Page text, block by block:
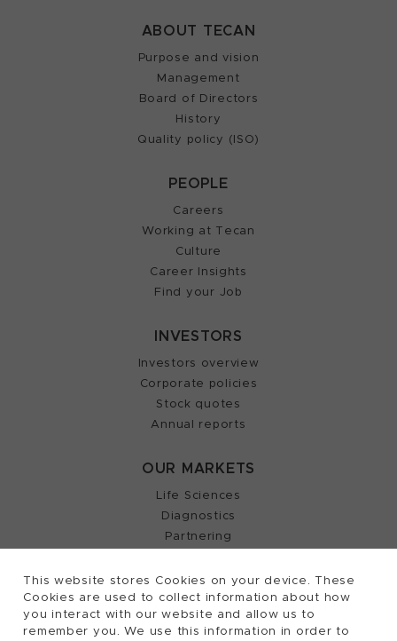
This website stores Cookies on your device. These
Cookies are used to collect information about how
you interact with our website and allow us to
remember you. We use this information in order to
ABOUT TECAN
Purpose and vision
Management
Board of Directors
History
Quality policy (ISO)
PEOPLE
Careers
Working at Tecan
Culture
Career Insights
Find your Job
INVESTORS
Investors overview
Corporate policies
Stock quotes
Annual reports
OUR MARKETS
Life Sciences
Diagnostics
Partnering
2026, Tecan Trading AG, Switzerland, all rights
reserved.